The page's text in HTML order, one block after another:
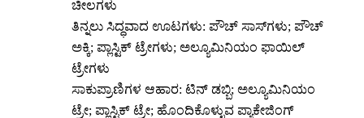
ಚೀಲಗಳು
ತಿನ್ನಲು ಸಿದ್ಧವಾದ ಊಟಗಳು: ಪೌಚ್ ಸಾಸ್‌ಗಳು; ಪೌಚ್
ಅಕ್ಕಿ; ಪ್ಲಾಸ್ಟಿಕ್ ಟ್ರೇಗಳು; ಅಲ್ಯೂಮಿನಿಯಂ ಫಾಯಿಲ್
ಟ್ರೇಗಳು
ಸಾಕುಪ್ರಾಣಿಗಳ ಆಹಾರ: ಟಿನ್ ಡಬ್ಬಿ; ಅಲ್ಯೂಮಿನಿಯಂ
ಟ್ರೇ; ಪ್ಲಾಸ್ಟಿಕ್ ಟ್ರೇ; ಹೊಂದಿಕೊಳ್ಳುವ ಪ್ಯಾಕೇಜಿಂಗ್